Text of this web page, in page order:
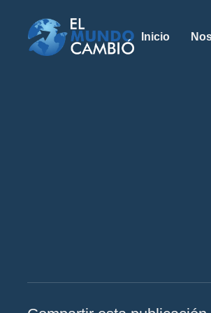
Inicio